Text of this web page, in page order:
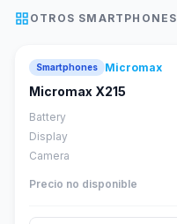
grid_view OTROS SMARTPHONES
Smartphones Micromax
Micromax X215
Battery
Display
Camera
Precio no disponible